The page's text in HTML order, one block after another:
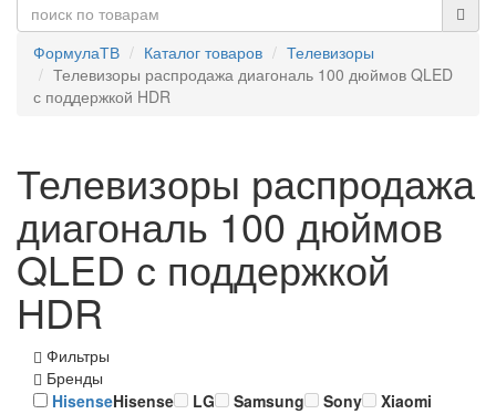
ФормулаТВ Каталог товаров
Телевизоры
Телевизоры распродажа диагональ 100 дюймов QLED
с поддержкой HDR
Телевизоры распродажа
диагональ 100 дюймов
QLED с поддержкой
HDR
Фильтры
Бренды
HisenseHisense LG Samsung Sony
Xiaomi